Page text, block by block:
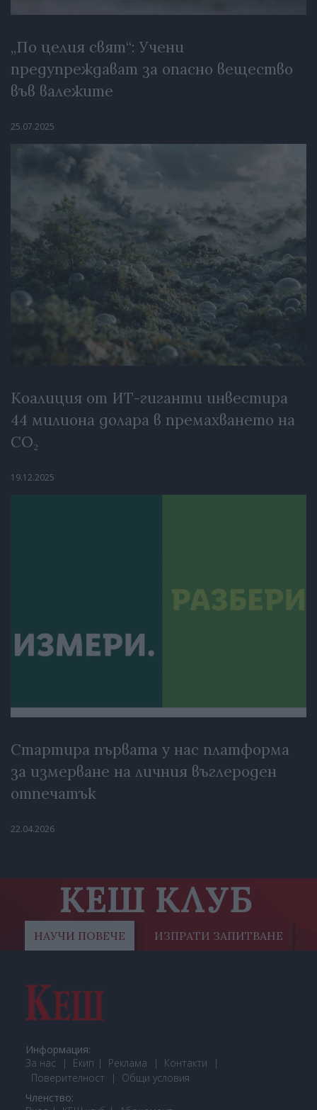
„По целия свят“: Учени
предупреждават за опасно вещество
във валежите
25.07.2025
Коалиция от ИТ-гиганти инвестира
44 милиона долара в премахването на
CO₂
19.12.2025
Стартира първата у нас платформа
за измерване на личния въглероден
отпечатък
22.04.2026
КЕШ КЛУБ
НАУЧИ ПОВЕЧЕ ИЗПРАТИ ЗАПИТВАНЕ
Информация:
За нас
Екип Реклама
Контакти
Поверителност
Общи условия
Членство: